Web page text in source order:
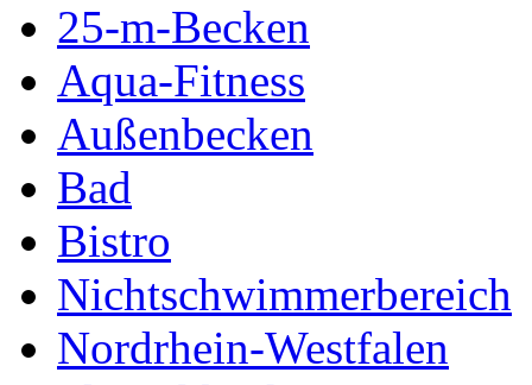
25-m-Becken
Aqua-Fitness
Außenbecken
Bad
Bistro
Nichtschwimmerbereich
Nordrhein-Westfalen